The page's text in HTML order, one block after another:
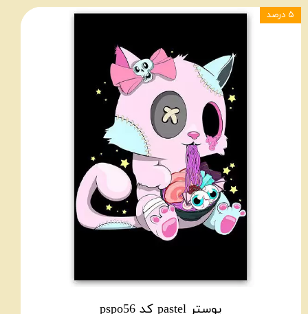
پوستر pastel کد pspo56
۵ درصد